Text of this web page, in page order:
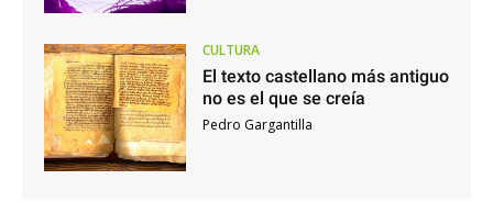
CULTURA
El texto castellano más antiguo
no es el que se creía
Pedro Gargantilla